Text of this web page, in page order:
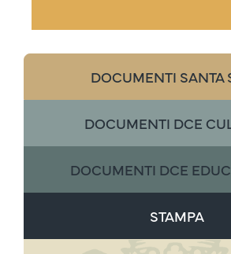
DOCUMENTI SANTA
DOCUMENTI DCE
DOCUMENTI DCE
STAMPA